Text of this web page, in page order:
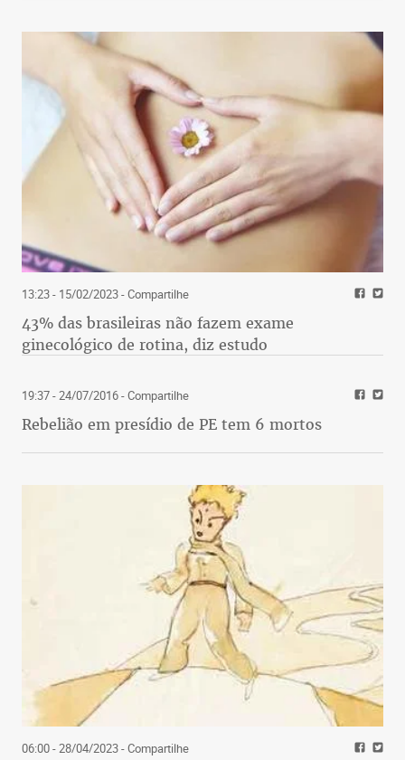
13:23 - 15/02/2023- Compartilhe
43% das brasileiras não fazem exame
ginecológico de rotina, diz estudo
19:37 - 24/07/2016- Compartilhe
Rebelião em presídio de PE tem 6 mortos
06:00 - 28/04/2023- Compartilhe